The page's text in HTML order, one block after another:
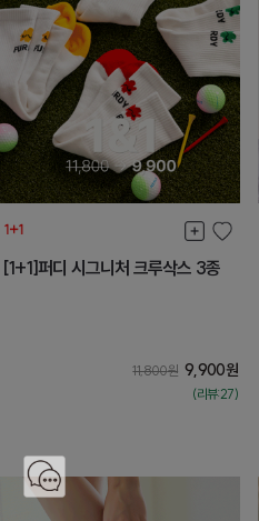
[1+1]퍼디 시그니처 크루삭스 3종
11,800원 9,900원
(리뷰:27)